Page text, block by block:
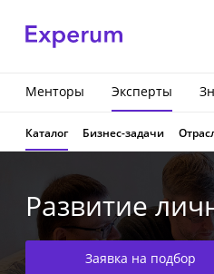
Менторы Эксперты
Каталог Бизнес-задачи
Развитие
Заявка на подбор